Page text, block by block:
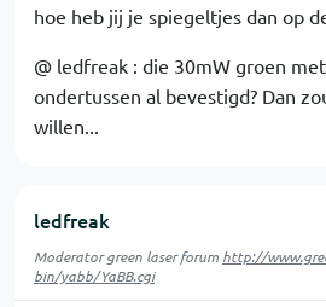
hoe heb jij je spiegeltjes dan op
@ ledfreak : die 30mW groen
ondertussen al bevestigd? Dan
willen...
ledfreak
Moderator green laser forum http://
bin/yabb/YaBB.cgi